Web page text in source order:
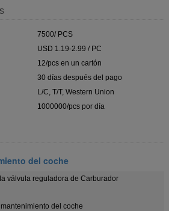
7500/ PCS
USD 1.19-2.99 / PC
12/pcs en un cartón
30 días después del pago
L/C, T/T, Western Union
1000000/pcs por día
del coche
válvula reguladora de Carburador
del coche